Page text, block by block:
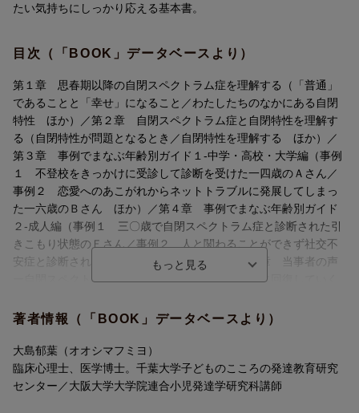
たい気持ちにしっかり応える基本書。
目次（「BOOK」データベースより）
第１章 思春期以降の自閉スペクトラム症を理解する（「普通」
であることと「幸せ」になること／わたしたちのなかにある自閉
特性 ほか）／第２章 自閉スペクトラム症と自閉特性を理解す
る（自閉特性が問題となるとき／自閉特性を理解する ほか）／
第３章 事例でまなぶ年齢別ガイド１-中学・高校・大学編（事例
１ 不登校をきっかけに受診して診断を受けた一四歳のＡさん／
事例２ 恋愛へのあこがれからネットトラブルに発展してしまっ
た一六歳のＢさん ほか）／第４章 事例でまなぶ年齢別ガイド
２-成人編（事例１ 三〇歳で自閉スペクトラム症と診断された引
きこもり状態のＥさん／事例２ 人と関わることができず社交不
安症と診断された二四歳のＦさん ほか）／第５章 当事者の声
ー自閉スペクトラム症とどう付き合い、どのように回復していく
著者情報（「BOOK」データベースより）
大島郁葉（オオシマフミヨ）
臨床心理士、医学博士。千葉大学子どものこころの発達教育研究
センター／大阪大学大学院連合小児発達学研究科講師